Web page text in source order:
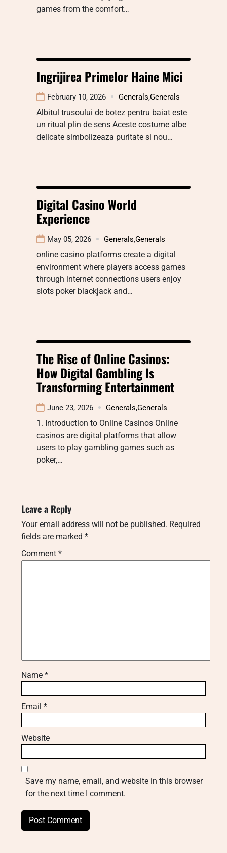
games from the comfort…
Ingrijirea Primelor Haine Mici
February 10, 2026 Generals,Generals
Albitul trusoului de botez pentru baiat este
un ritual plin de sens Aceste costume albe
delicate simbolizeaza puritate si nou…
Digital Casino World
Experience
May 05, 2026 Generals,Generals
online casino platforms create a digital
environment where players access games
through internet connections users enjoy
slots poker blackjack and…
The Rise of Online Casinos:
How Digital Gambling Is
Transforming Entertainment
June 23, 2026 Generals,Generals
1. Introduction to Online Casinos Online
casinos are digital platforms that allow
users to play gambling games such as
poker,…
Leave a Reply
Your email address will not be published. Required
fields are marked *
Comment *
Name *
Email *
Website
Save my name, email, and website in this browser
for the next time I comment.